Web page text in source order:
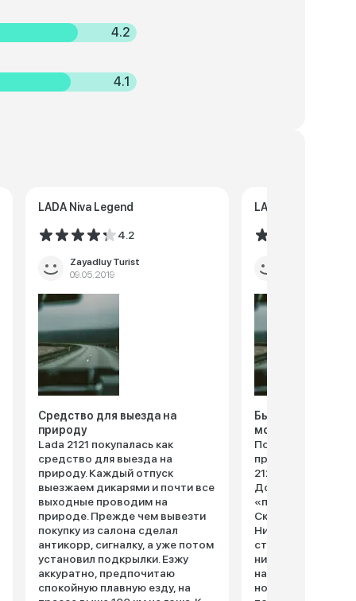
4.2
4.1
LADA Niva Legend
4.2
Zayadluy Turist
09.05.2019
Средство для выезда на
природу
Lada 2121 покупалась как
средство для выезда на
природу. Каждый отпуск
выезжаем дикарями и почти все
выходные проводим на
природе. Прежде чем вывезти
покупку из салона сделал
антикорр, сигналку, а уже потом
установил подкрылки. Езжу
аккуратно, предпочитаю
спокойную плавную езду, на
LADA Niva Legend
Были очень рады
монстрику
Полгода назад
приобрести с
2121 с объёмом
До этого я ездила
«пятнашке» да
Скажу сразу, что,
Ниву свою
старенькую 99
нисколько не
наоборот, были
новому